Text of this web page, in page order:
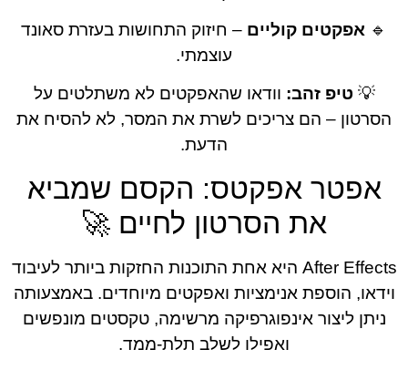
קוליים– חיזוק התחושות בעזרת סאונד
עוצמתי.
טיפ זהב:וודאו שהאפקטים לא משתלטים על
– הם צריכים לשרת את המסר, לא להסיח את
אפקטס: הקסם שמביא
את הסרטון לחיים 🚀
After Effects היא אחת התוכנות החזקות ביותר לעיבוד
הוספת אנימציות ואפקטים מיוחדים. באמצעותה
ליצור אינפוגרפיקה מרשימה, טקסטים מונפשים
ואפילו לשלב תלת-ממד.